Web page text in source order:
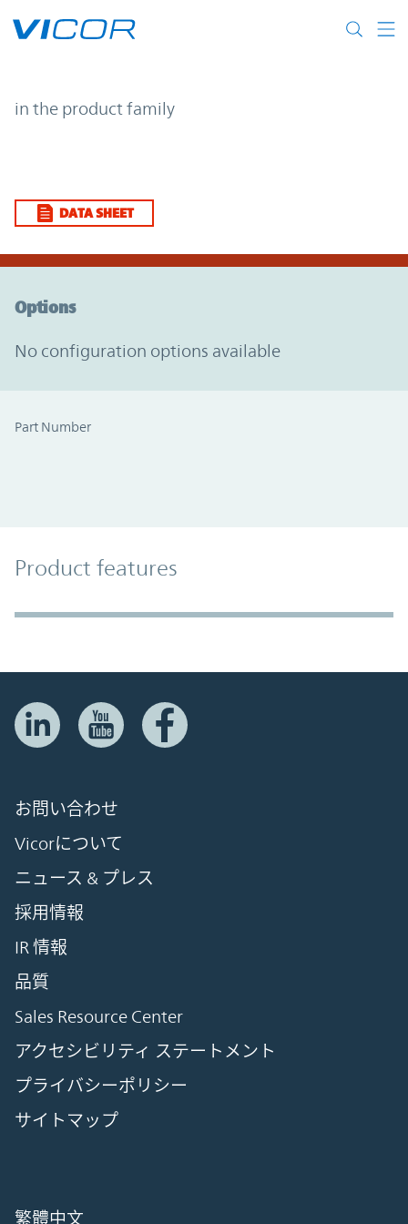
| | Vicor
in the product family
DATA SHEET
Options
No configuration options available
Part Number
Product Features
Product features
Accordion Section
お問い合わせ
Vicorについて
ニュース & プレス
採用情報
IR 情報
品質
Sales Resource Center
アクセシビリティ ステートメント
プライバシーポリシー
サイトマップ
繁體中文